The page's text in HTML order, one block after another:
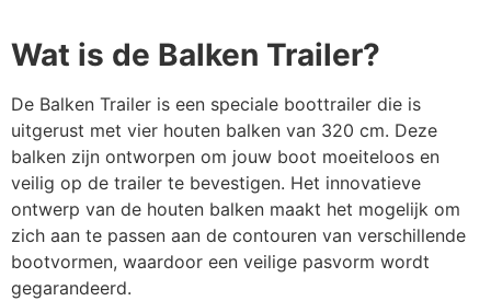
Wat is de Balken Trailer?
De Balken Trailer is een speciale boottrailer die is
uitgerust met vier houten balken van 320 cm. Deze
balken zijn ontworpen om jouw boot moeiteloos en
veilig op de trailer te bevestigen. Het innovatieve
ontwerp van de houten balken maakt het mogelijk om
zich aan te passen aan de contouren van verschillende
bootvormen, waardoor een veilige pasvorm wordt
gegarandeerd.